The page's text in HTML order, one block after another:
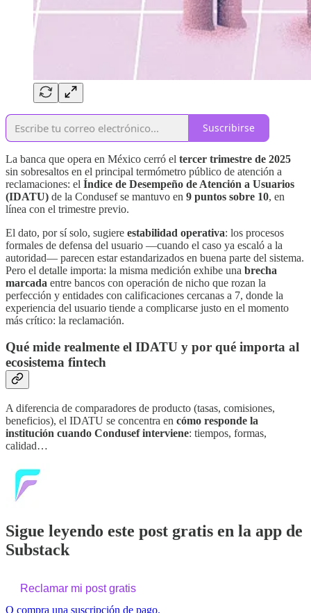
Suscribirse
La banca que opera en México cerró el tercer trimestre de 2025
sin sobresaltos en el principal termómetro público de atención a
reclamaciones: el Índice de Desempeño de Atención a Usuarios
(IDATU) de la Condusef se mantuvo en 9 puntos sobre 10, en
línea con el trimestre previo.
El dato, por sí solo, sugiere estabilidad operativa: los procesos
formales de defensa del usuario —cuando el caso ya escaló a la
autoridad— parecen estar estandarizados en buena parte del sistema.
Pero el detalle importa: la misma medición exhibe una brecha
marcada entre bancos con operación de nicho que rozan la
perfección y entidades con calificaciones cercanas a 7, donde la
experiencia del usuario tiende a complicarse justo en el momento
más crítico: la reclamación.
Qué mide realmente el IDATU y por qué importa al
ecosistema fintech
A diferencia de comparadores de producto (tasas, comisiones,
beneficios), el IDATU se concentra en cómo responde la
institución cuando Condusef interviene: tiempos, formas,
calidad…
Sigue leyendo este post gratis en la app de
Substack
Reclamar mi post gratis
O compra una suscripción de pago.